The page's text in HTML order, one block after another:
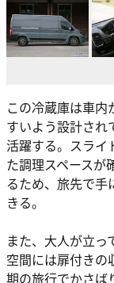
この冷蔵庫は車内
すいよう設計され
活躍する。スライ
た調理スペースが
るため、旅先で
きる。
また、大人が立
空間には扉付きの
期の旅行でかさば